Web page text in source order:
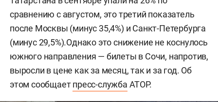
сравнению с августом, это третий показатель
после Москвы (минус 35,4%) и Санкт-Петербурга
(минус 29,5%).Однако это снижение не коснулось
южного направления — билеты в Сочи, напротив,
выросли в цене как за месяц, так и за год. Об
этом сообщаетпресс-служба АТОР.